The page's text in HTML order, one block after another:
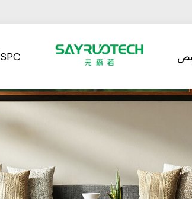
أرضيات SPC